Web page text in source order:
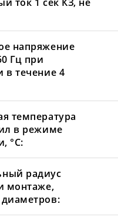
напряжение
Гц при
в течение 4
температура
в режиме
°С:
радиус
монтаже,